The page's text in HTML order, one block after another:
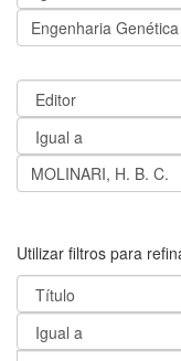
Utilizar filtros para